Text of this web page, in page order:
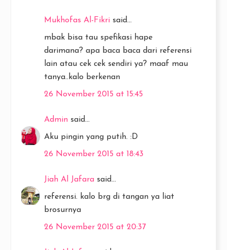
Mukhofas Al-Fikri said...
mbak bisa tau spefikasi hape
darimana? apa baca baca dari referensi
lain atau cek cek sendiri ya? maaf mau
tanya..kalo berkenan
26 November 2015 at 15:45
Admin said...
Aku pingin yang putih. :D
26 November 2015 at 18:43
Jiah Al Jafara said...
referensi. kalo brg di tangan ya liat
brosurnya
26 November 2015 at 20:37